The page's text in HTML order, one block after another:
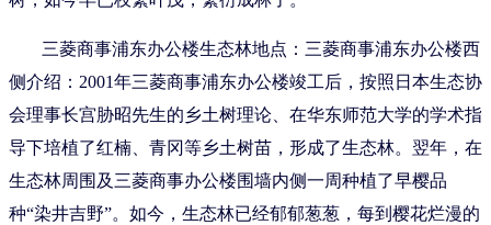
三菱商事浦东办公楼生态林地点：三菱商事浦东办公楼西
侧介绍：2001年三菱商事浦东办公楼竣工后，按照日本生态协
会理事长宫胁昭先生的乡土树理论、在华东师范大学的学术指
导下培植了红楠、青冈等乡土树苗，形成了生态林。翌年，在
生态林周围及三菱商事办公楼围墙内侧一周种植了早樱品
种“染井吉野”。如今，生态林已经郁郁葱葱，每到樱花烂漫的